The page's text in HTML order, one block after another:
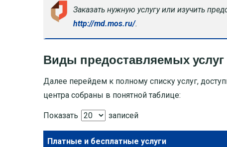
Заказать нужную услугу или изучить
http://md.mos.ru/.
Виды предоставляемых
Далее перейдем к полному списку услуг,
центра собраны в понятной таблице:
Показать записей
Платные и бесплатные услуги